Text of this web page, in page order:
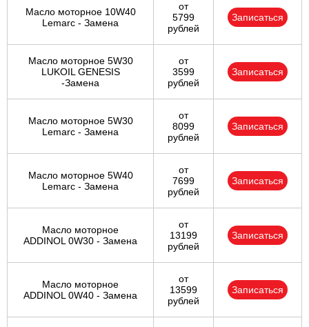
Масло моторное 10W40
Lemarc - Замена
от
5799
рублей
Записаться
Масло моторное 5W30
LUKOIL GENESIS
-Замена
от
3599
рублей
Записаться
Масло моторное 5W30
Lemarc - Замена
от
8099
рублей
Записаться
Масло моторное 5W40
Lemarc - Замена
от
7699
рублей
Записаться
Масло моторное
ADDINOL 0W30 - Замена
от
13199
рублей
Записаться
Масло моторное
ADDINOL 0W40 - Замена
от
13599
рублей
Записаться